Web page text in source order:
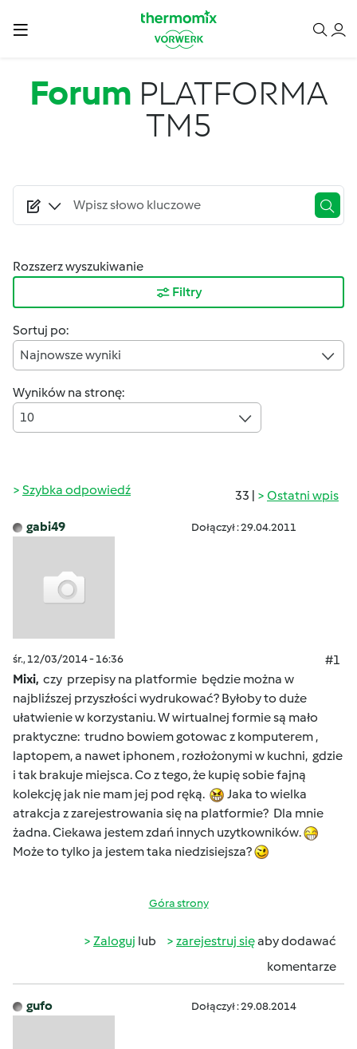
Forum PLATFORMA
TM5
Rozszerz wyszukiwanie
Filtry
Sortuj po:
Najnowsze wyniki
Wyników na stronę:
10
33 | Ostatni wpis
Szybka odpowiedź
gabi49 Dołączył : 29.04.2011
śr., 12/03/2014 - 16:36
#1
Mixi, czy przepisy na platformie będzie można w
najbliźszej przyszłości wydrukować? Byłoby to duże
ułatwienie w korzystaniu. W wirtualnej formie są mało
praktyczne: trudno bowiem gotowac z komputerem ,
laptopem, a nawet iphonem , rozłożonymi w kuchni, gdzie
i tak brakuje miejsca. Co z tego, że kupię sobie fajną
kolekcję jak nie mam jej pod ręką.
Jaka to wielka
atrakcja z zarejestrowania się na platformie? Dla mnie
żadna. Ciekawa jestem zdań innych uzytkowników.
Może to tylko ja jestem taka niedzisiejsza?
Góra strony
Zaloguj lub zarejestruj sięaby dodawać
komentarze
gufo Dołączył : 29.08.2014